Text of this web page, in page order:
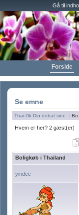
Gå til
Forside
Se emne
Thai-Dk Din debat side ::
Hvem er her? 2 gæst(er)
Boligkøb i Thailand
yindee